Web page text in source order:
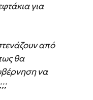
για
από
θα
να